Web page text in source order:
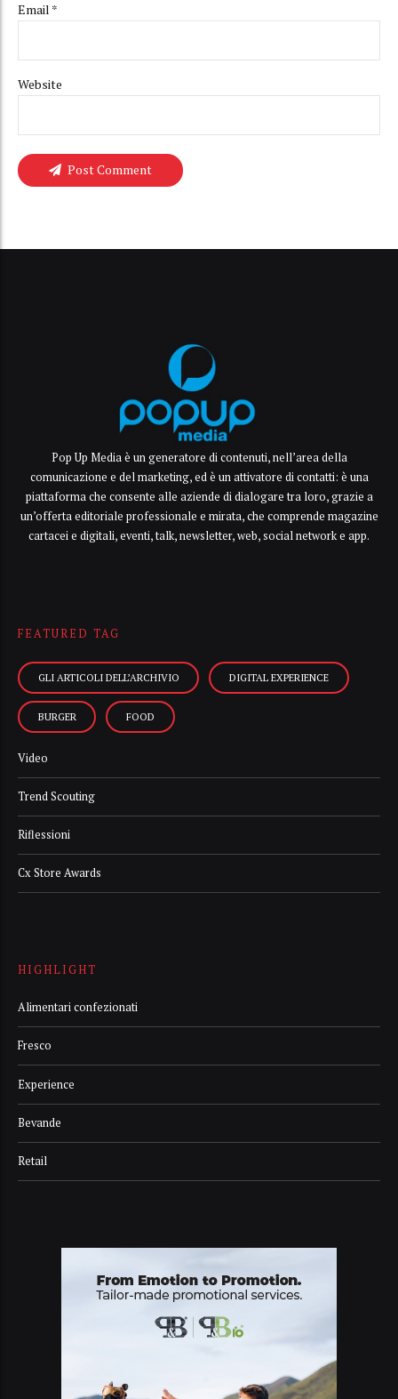
Email *
Website
Post Comment
Pop Up Media è un generatore di contenuti, nell’area della
comunicazione e del marketing, ed è un attivatore di contatti: è una
piattaforma che consente alle aziende di dialogare tra loro, grazie a
un’offerta editoriale professionale e mirata, che comprende magazine
cartacei e digitali, eventi, talk, newsletter, web, social network e app.
FEATURED TAG
GLI ARTICOLI DELL’ARCHIVIO DIGITAL EXPERIENCE
BURGER FOOD
Video
Trend Scouting
Riflessioni
Cx Store Awards
HIGHLIGHT
Alimentari confezionati
Fresco
Experience
Bevande
Retail